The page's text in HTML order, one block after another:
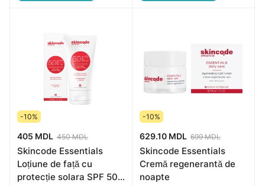
-10%
405 MDL 450 MDL
Skincode Essentials
Loțiune de față cu
protecție solara SPF 50,
-10%
629.10 MDL 699 MDL
Skincode Essentials
Cremă regenerantă de
noapte